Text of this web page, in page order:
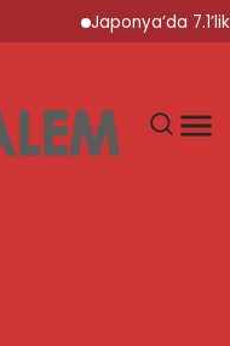
Japonya’da